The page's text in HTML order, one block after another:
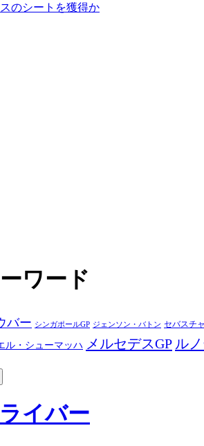
のシートを獲得か
ワード
バー シンガポールGP ジェンソン・バトン セバスチ
ル・シューマッハ メルセデスGP ル
イバー